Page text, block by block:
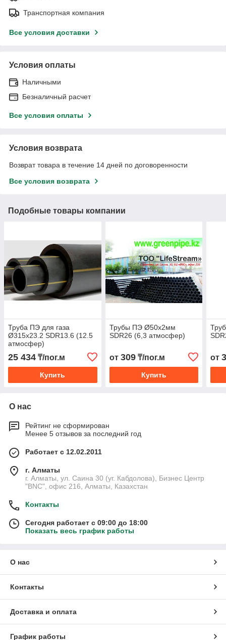
Транспортная компания
Все условия доставки
Условия оплаты
Наличными
Безналичный расчет
Все условия оплаты
Условия возврата
Возврат товара в течение 14 дней по договоренности
Все условия возврата
Подобные товары компании
Труба ПЭ для газа
Ø315х23.2 SDR13.6 (12.5
атмосфер)
25 434 ₸/пог.м
Купить
Трубы ПЭ Ø50х2мм
SDR26 (6,3 атмосфер)
от 309₸/пог.м
Купить
от
О нас
Рейтинг не сформирован
Менее 5 отзывов за последний год
Работает с 12.02.2011
г. Алматы
г. Алматы, ул. Саина 30 (уг. Кабдолова), Бизнес Центр
"BNC", офис 216, Алматы, Казахстан
Контакты
Сегодня работает с 09:00 до 18:00
Показать весь график работы
О нас
Контакты
Доставка и оплата
График работы